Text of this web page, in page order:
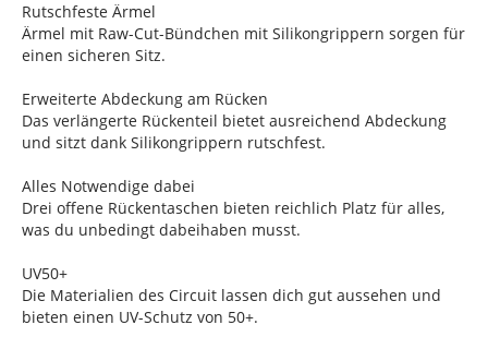
Rutschfeste Ärmel
Ärmel mit Raw-Cut-Bündchen mit Silikongrippern sorgen für
einen sicheren Sitz.
Erweiterte Abdeckung am Rücken
Das verlängerte Rückenteil bietet ausreichend Abdeckung
und sitzt dank Silikongrippern rutschfest.
Alles Notwendige dabei
Drei offene Rückentaschen bieten reichlich Platz für alles,
was du unbedingt dabeihaben musst.
UV50+
Die Materialien des Circuit lassen dich gut aussehen und
bieten einen UV-Schutz von 50+.